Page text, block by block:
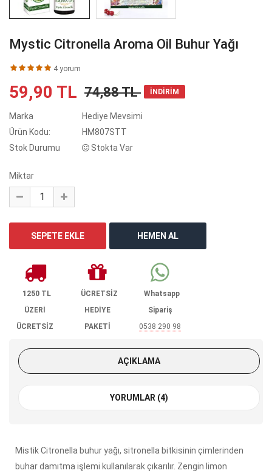
Mystic Citronella Aroma Oil Buhur Yağı
4 yorum
59,90 TL 74,88 TL İNDİRİM
Marka
Hediye Mevsimi
Ürün Kodu:
HM807STT
Stok Durumu
Stokta Var
Miktar
1250 TL
ÜZERİ
ÜCRETSİZ
ÜCRETSİZ
HEDİYE
PAKETİ
Whatsapp
Sipariş
0538 290 98
AÇIKLAMA
YORUMLAR (4)
Mistik Citronella buhur yağı, sitronella bitkisinin çimlerinden
buhar damıtma işlemi kullanılarak çıkarılır. Zengin limon